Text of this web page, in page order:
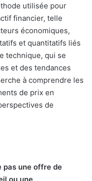
utilisée pour
financier, telle
économiques,
et quantitatifs liés
technique, qui se
et des tendances
à comprendre les
de prix en
de
pas une offre de